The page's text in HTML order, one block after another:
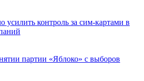
контроль за сим-картами в
партии «Яблоко» с выборов